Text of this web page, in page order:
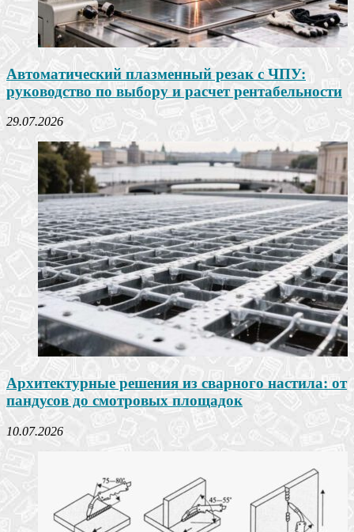
Автоматический плазменный резак с ЧПУ:
руководство по выбору и расчет рентабельности
29.07.2026
Архитектурные решения из сварного настила: от
пандусов до смотровых площадок
10.07.2026